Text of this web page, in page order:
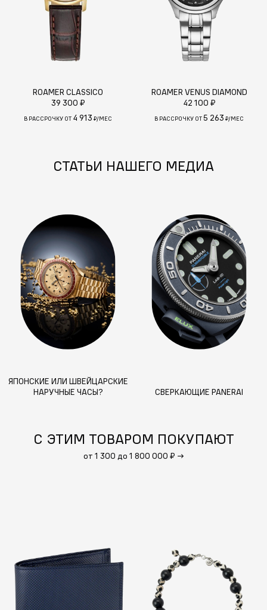
ROAMER CLASSICO
39 300 ₽
В РАССРОЧКУ ОТ 4 913 ₽/МЕС
ROAMER VENUS DIAMOND
42 100 ₽
В РАССРОЧКУ ОТ5 263 ₽/МЕС
СТАТЬИ НАШЕГО МЕДИА
ЯПОНСКИЕ ИЛИ ШВЕЙЦАРСКИЕ
НАРУЧНЫЕ ЧАСЫ?
СВЕРКАЮЩИЕ PANERAI
С ЭТИМ ТОВАРОМ ПОКУПАЮТ
от 1 300 до 1 800 000 ₽ →